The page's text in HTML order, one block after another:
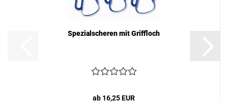
Spezialscheren mit Griffloch
ab 16,25 EUR